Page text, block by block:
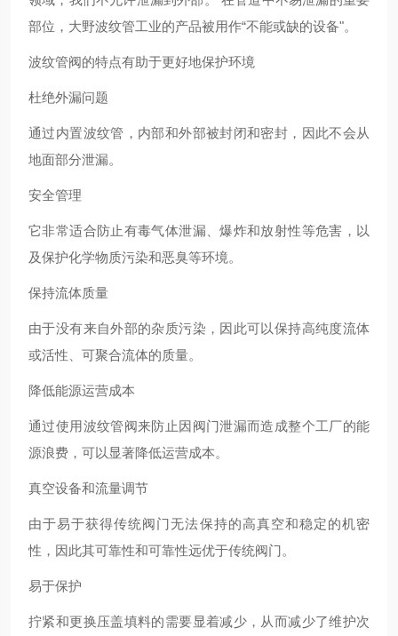
部位，大野波纹管工业的产品被用作“不能或缺的设备"。
波纹管阀的特点有助于更好地保护环境
杜绝外漏问题
通过内置波纹管，内部和外部被封闭和密封，因此不会从
地面部分泄漏。
安全管理
它非常适合防止有毒气体泄漏、爆炸和放射性等危害，以
及保护化学物质污染和恶臭等环境。
保持流体质量
由于没有来自外部的杂质污染，因此可以保持高纯度流体
或活性、可聚合流体的质量。
降低能源运营成本
通过使用波纹管阀来防止因阀门泄漏而造成整个工厂的能
源浪费，可以显著降低运营成本。
真空设备和流量调节
由于易于获得传统阀门无法保持的高真空和稳定的机密
性，因此其可靠性和可靠性远优于传统阀门。
易于保护
拧紧和更换压盖填料的需要显着减少，从而减少了维护次